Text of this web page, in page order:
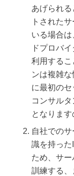
あげられ
トされた
いる場合
ドプロバ
利用するこ
ンは複雑
に最初の
コンサル
となります
自社での
識を持っ
ため、サ
訓練する